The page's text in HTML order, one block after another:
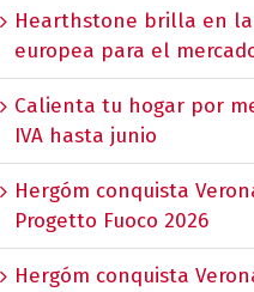
Hearthstone brilla en la
europea para el
Calienta tu hogar por
IVA hasta junio
Hergóm conquista
Progetto Fuoco 2026
Hergóm conquista